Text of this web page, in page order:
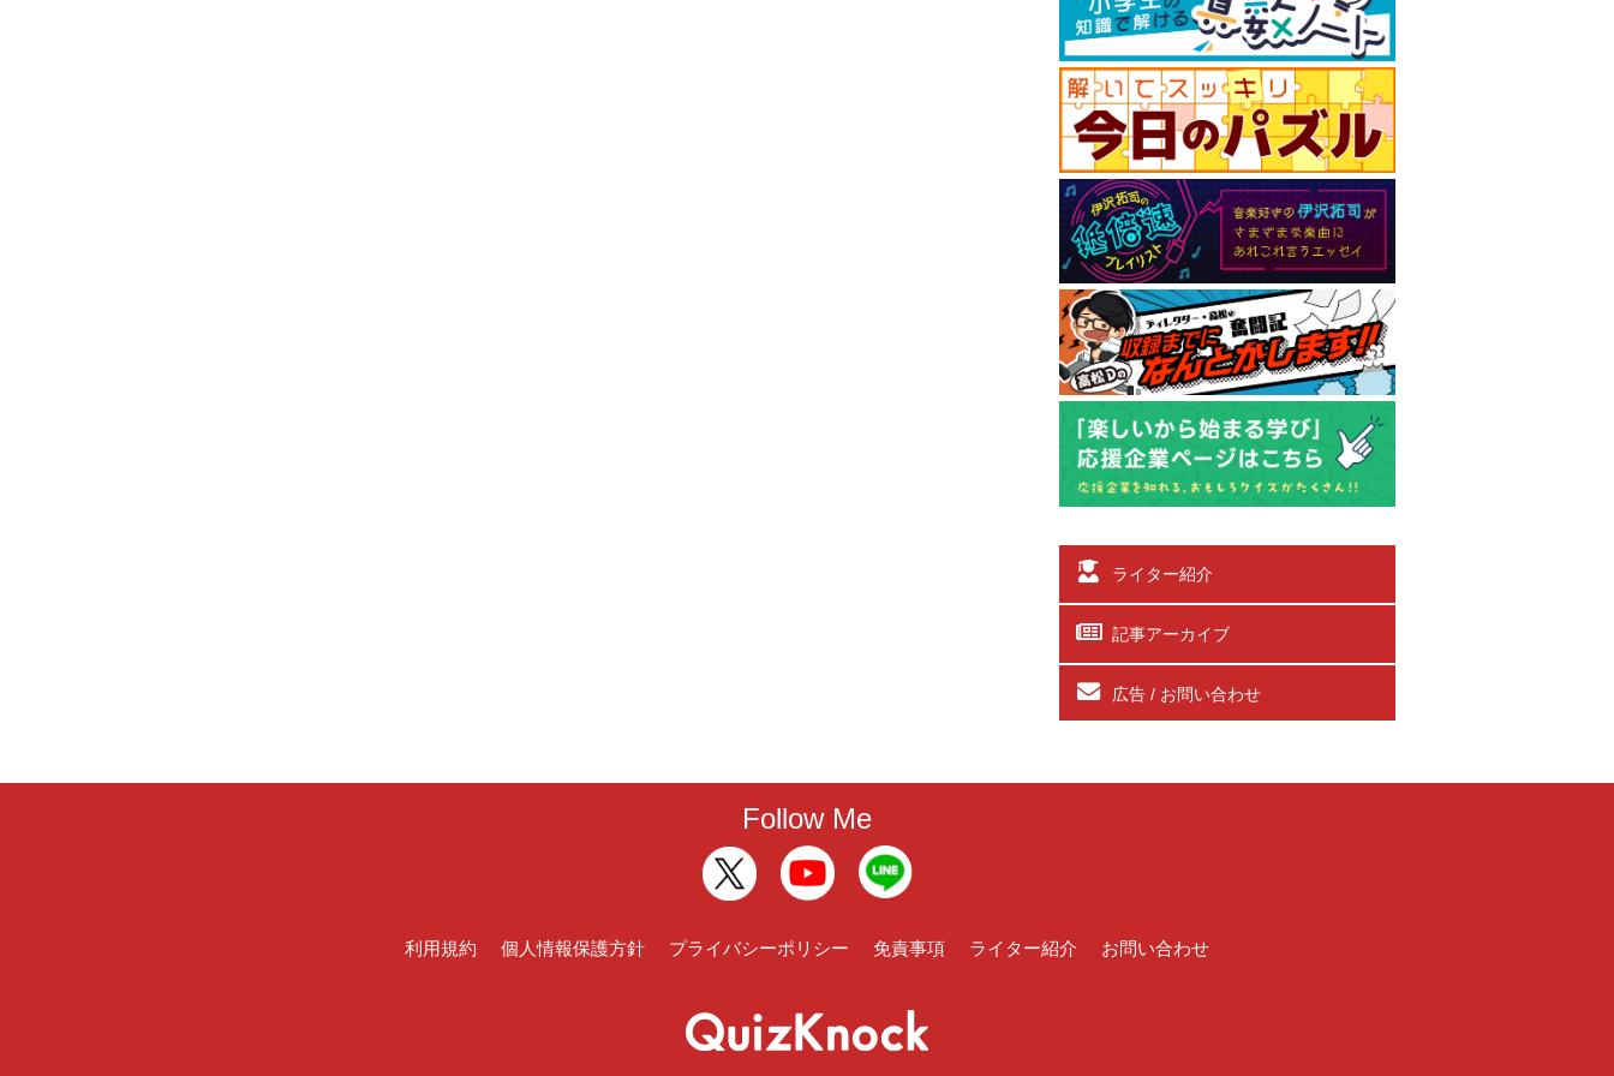
ライター紹介
記事アーカイブ
広告 / お問い合わせ
Follow Me
利用規約 個人情報保護方針 プライバシーポリシー 免責事項 ライター紹介 お問い合わせ